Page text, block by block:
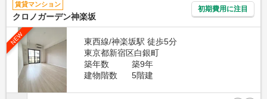
賃貸マンション
クロノガーデン神楽坂
初期費用に注目
NEW
東西線/神楽坂駅 徒歩5分
東京都新宿区白銀町
築年数
築9年
建物階数
5階建